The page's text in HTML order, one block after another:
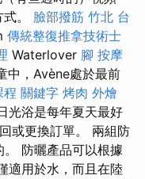
。 臉部撥筋 竹北 台
傳統整復推拿技術士
Waterlover 腳 按摩
中，Avène處於最前
程 關鍵字 烤肉 外燴
光浴是每年夏天最好
或更換訂單。 兩組防
防曬產品可以根據
適用於水，而且在陸